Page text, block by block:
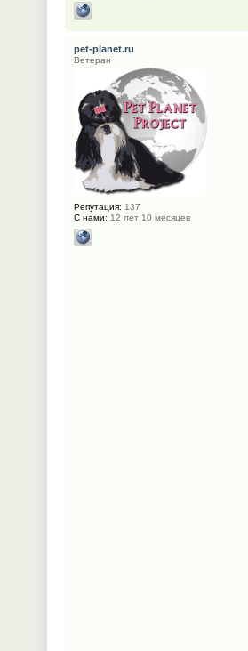
pet-planet.ru
Ветеран
Репутация: 137
С нами: 12 лет 10 месяцев